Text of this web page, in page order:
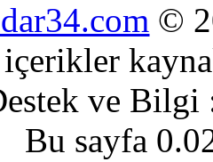
©
ve
Bu sayfa